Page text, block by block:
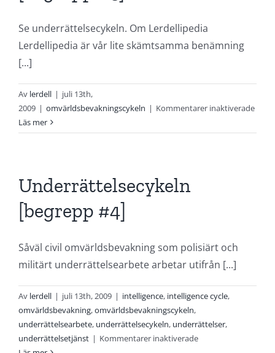
Se underrättelsecykeln. Om Lerdellipedia
Lerdellipedia är vår lite skämtsamma benämning
[...]
Av lerdell | juli 13th,
2009 | omvärldsbevakningscykeln | Kommentarer inaktiveradeför
Läs mer
Underrättelsecykeln
[begrepp #4]
Såväl civil omvärldsbevakning som polisiärt och
militärt underrättelsearbete arbetar utifrån [...]
Av lerdell | juli 13th, 2009 | intelligence, intelligence cycle,
omvärldsbevakning,omvärldsbevakningscykeln,
underrättelsearbete, underrättelsecykeln, underrättelser,
underrättelsetjänst | Kommentarer inaktiveradeför